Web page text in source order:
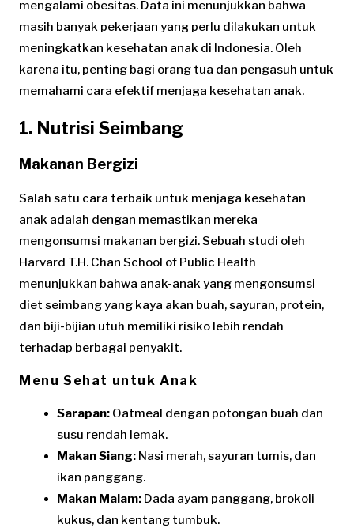
mengalami obesitas. Data ini menunjukkan bahwa
masih banyak pekerjaan yang perlu dilakukan untuk
meningkatkan kesehatan anak di Indonesia. Oleh
karena itu, penting bagi orang tua dan pengasuh untuk
memahami cara efektif menjaga kesehatan anak.
1. Nutrisi Seimbang
Makanan Bergizi
Salah satu cara terbaik untuk menjaga kesehatan
anak adalah dengan memastikan mereka
mengonsumsi makanan bergizi. Sebuah studi oleh
Harvard T.H. Chan School of Public Health
menunjukkan bahwa anak-anak yang mengonsumsi
diet seimbang yang kaya akan buah, sayuran, protein,
dan biji-bijian utuh memiliki risiko lebih rendah
terhadap berbagai penyakit.
Menu Sehat untuk Anak
Sarapan: Oatmeal dengan potongan buah dan
susu rendah lemak.
Makan Siang: Nasi merah, sayuran tumis, dan
ikan panggang.
Makan Malam: Dada ayam panggang, brokoli
kukus, dan kentang tumbuk.